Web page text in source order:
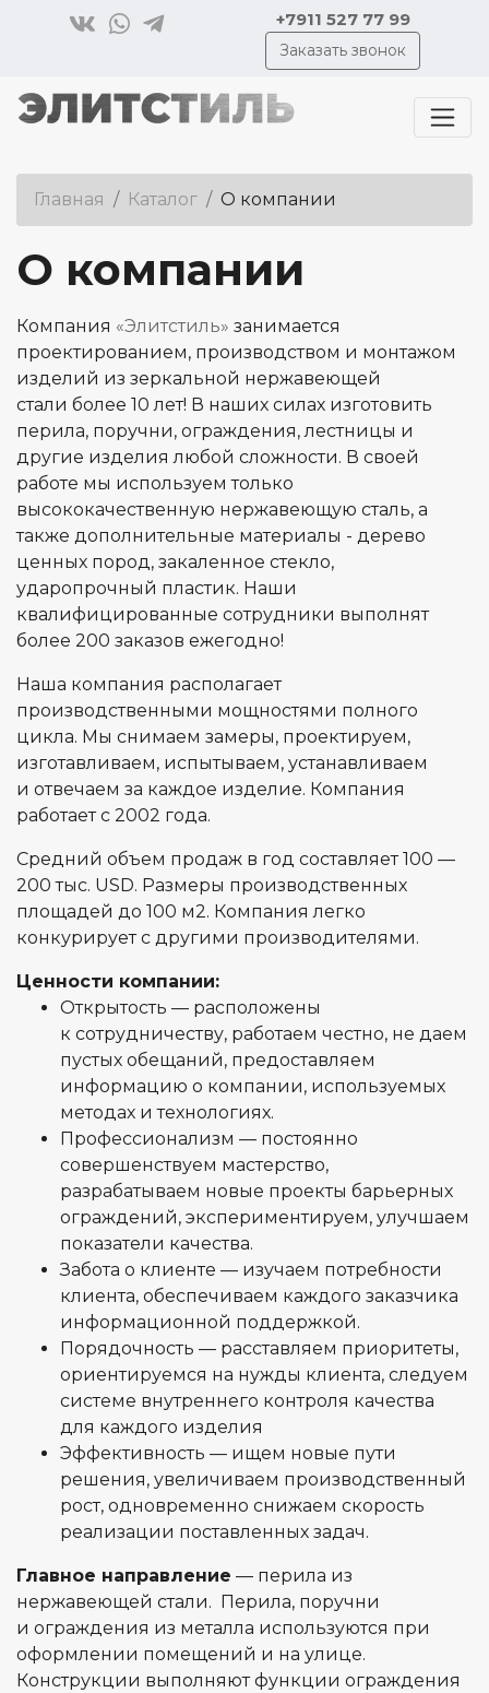
+7911 527 77 99
Заказать звонок
Главная Каталог О компании
О компании
Компания «Элитстиль» занимается
проектированием, производством и монтажом
изделий из зеркальной нержавеющей
стали более 10 лет! В наших силах изготовить
перила, поручни, ограждения, лестницы и
другие изделия любой сложности. В своей
работе мы используем только
высококачественную нержавеющую сталь, а
также дополнительные материалы - дерево
ценных пород, закаленное стекло,
ударопрочный пластик. Наши
квалифицированные сотрудники выполнят
более 200 заказов ежегодно!
Наша компания располагает
производственными мощностями полного
цикла. Мы снимаем замеры, проектируем,
изготавливаем, испытываем, устанавливаем
и отвечаем за каждое изделие. Компания
работает с 2002 года.
Средний объем продаж в год составляет 100 —
200 тыс. USD. Размеры производственных
площадей до 100 м2. Компания легко
конкурирует с другими производителями.
Ценности компании:
Открытость — расположены
к сотрудничеству, работаем честно, не даем
пустых обещаний, предоставляем
информацию о компании, используемых
методах и технологиях.
Профессионализм — постоянно
совершенствуем мастерство,
разрабатываем новые проекты барьерных
ограждений, экспериментируем, улучшаем
показатели качества.
Забота о клиенте — изучаем потребности
клиента, обеспечиваем каждого заказчика
информационной поддержкой.
Порядочность — расставляем приоритеты,
ориентируемся на нужды клиента, следуем
системе внутреннего контроля качества
для каждого изделия
Эффективность — ищем новые пути
решения, увеличиваем производственный
рост, одновременно снижаем скорость
реализации поставленных задач.
Главное направление — перила из
нержавеющей стали. Перила, поручни
и ограждения из металла используются при
оформлении помещений и на улице.
Конструкции выполняют функции ограждения